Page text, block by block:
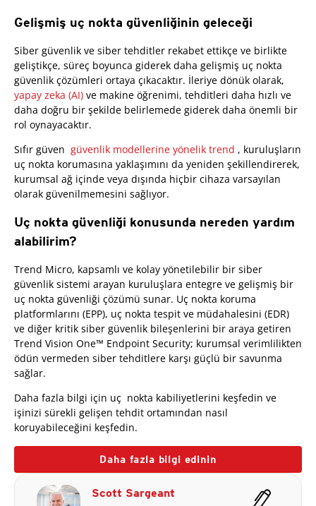
Gelişmiş uç nokta güvenliğinin geleceği
Siber güvenlik ve siber tehditler rekabet ettikçe ve birlikte
geliştikçe, süreç boyunca giderek daha gelişmiş uç nokta
güvenlik çözümleri ortaya çıkacaktır. İleriye dönük olarak,
yapay zeka (AI) ve makine öğrenimi, tehditleri daha hızlı ve
daha doğru bir şekilde belirlemede giderek daha önemli bir
rol oynayacaktır.
Sıfır güven güvenlik modellerine yönelik trend , kuruluşların
uç nokta korumasına yaklaşımını da yeniden şekillendirerek,
kurumsal ağ içinde veya dışında hiçbir cihaza varsayılan
olarak güvenilmemesini sağlıyor.
Uç nokta güvenliği konusunda nereden yardım
alabilirim?
Trend Micro, kapsamlı ve kolay yönetilebilir bir siber
güvenlik sistemi arayan kuruluşlara entegre ve gelişmiş bir
uç nokta güvenliği çözümü sunar. Uç nokta koruma
platformlarını (EPP), uç nokta tespit ve müdahalesini (EDR)
ve diğer kritik siber güvenlik bileşenlerini bir araya getiren
Trend Vision One™ Endpoint Security; kurumsal verimlilikten
ödün vermeden siber tehditlere karşı güçlü bir savunma
sağlar.
Daha fazla bilgi için uç nokta kabiliyetlerini keşfedin ve
işinizi sürekli gelişen tehdit ortamından nasıl
koruyabileceğini keşfedin.
Daha fazla bilgi edinin
Scott Sargeant